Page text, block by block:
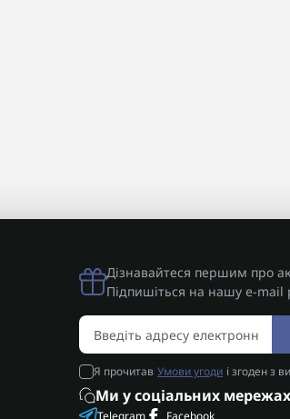
Ми у соціальних мережах
Telegram Facebook
Дізнавайтеся першим про
Підпишіться на нашу e-mail
Я прочитав Умови угоди і згоден з